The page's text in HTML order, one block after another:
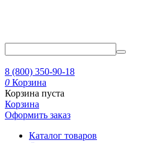
8 (800) 350-90-18
0 Корзина
Корзина пуста
Корзина
Оформить заказ
Каталог товаров